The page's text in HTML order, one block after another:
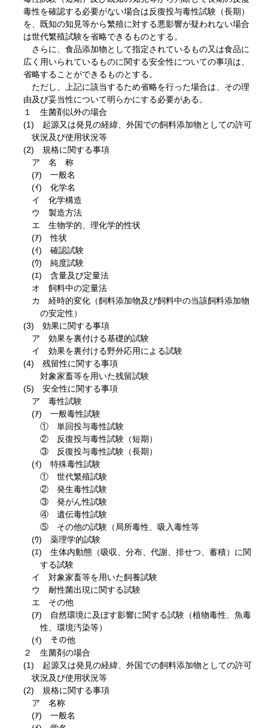
毒性を確認する必要がない場合は反復投与毒性試験（長期）
を、既知の知見等から繁殖に対する悪影響が疑われない場合
は世代繁殖試験を省略できるものとする。
さらに、食品添加物として指定されているもの又は食品に
広く用いられているものに関する安全性についての事項は、
省略することができるものとする。
ただし、上記に該当するため省略を行った場合は、その理
由及び妥当性について明らかにする必要がある。
１ 生菌剤以外の場合
(1) 起源又は発見の経緯、外国での飼料添加物としての許可
状況及び使用状況等
(2) 規格に関する事項
ア 名 称
(ｱ) 一般名
(ｲ) 化学名
イ 化学構造
ウ 製造方法
エ 生物学的、理化学的性状
(ｱ) 性状
(ｲ) 確認試験
(ｳ) 純度試験
(ｴ) 含量及び定量法
オ 飼料中の定量法
カ 経時的変化（飼料添加物及び飼料中の当該飼料添加物
の安定性）
(3) 効果に関する事項
ア 効果を裏付ける基礎的試験
イ 効果を裏付ける野外応用による試験
(4) 残留性に関する事項
対象家畜等を用いた残留試験
(5) 安全性に関する事項
ア 毒性試験
(ｱ) 一般毒性試験
① 単回投与毒性試験
② 反復投与毒性試験（短期）
③ 反復投与毒性試験（長期）
(ｲ) 特殊毒性試験
① 世代繁殖試験
② 発生毒性試験
③ 発がん性試験
④ 遺伝毒性試験
⑤ その他の試験（局所毒性、吸入毒性等
(ｳ) 薬理学的試験
(ｴ) 生体内動態（吸収、分布、代謝、排せつ、蓄積）に関
する試験
イ 対象家畜等を用いた飼養試験
ウ 耐性菌出現に関する試験
エ その他
(ｱ) 自然環境に及ぼす影響に関する試験（植物毒性、魚毒
性、環境汚染等）
(ｲ) その他
２ 生菌剤の場合
(1) 起源又は発見の経緯、外国での飼料添加物としての許可
状況及び使用状況等
(2) 規格に関する事項
ア 名称
(ｱ) 一般名